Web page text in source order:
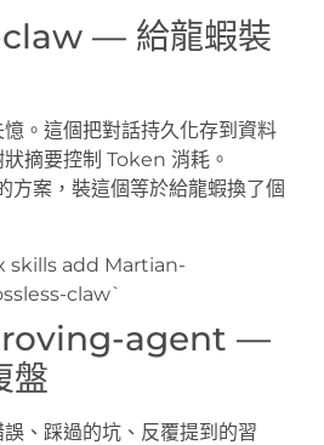
— 給龍蝦裝
。這個把對話持久化存到資料
摘要控制 Token 消耗。
案，裝這個等於給龍蝦換了個
skills add Martian-
claw`
agent —
盤
、踩過的坑、反覆提到的習